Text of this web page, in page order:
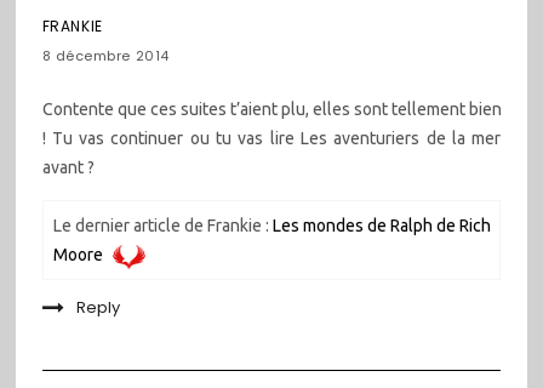
FRANKIE
8 décembre 2014
Contente que ces suites t’aient plu, elles sont tellement bien
! Tu vas continuer ou tu vas lire Les aventuriers de la mer
avant ?
Le dernier article de Frankie : Les mondes de Ralph de Rich
Moore
Reply